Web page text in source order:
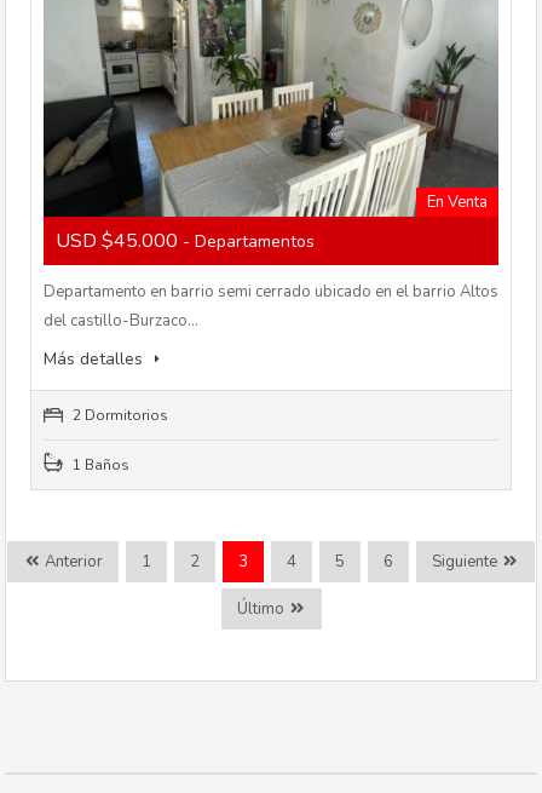
En Venta
USD $45.000 - Departamentos
Departamento en barrio semi cerrado ubicado en el barrio Altos
del castillo-Burzaco…
Más detalles
2 Dormitorios
1 Baños
Anterior 1 2 3 4 5 6 Siguiente
Último